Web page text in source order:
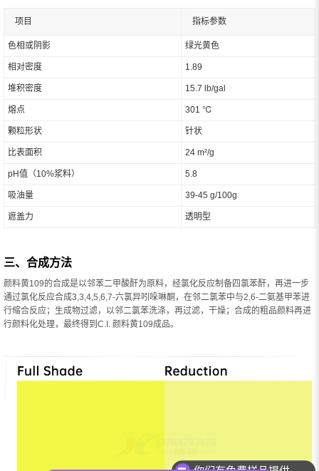
项目 指标参数
色相或阴影 绿光黄色
相对密度 1.89
堆积密度 15.7 lb/gal
熔点 301 ℃
颗粒形状 针状
比表面积 24 m²/g
pH值（10%浆料） 5.8
吸油量 39-45 g/100g
遮盖力 透明型
三、合成方法
颜料黄109的合成是以邻苯二甲酸酐为原料，经氯化反应制备四氯苯酐，再进一步
通过氯化反应合成3,3,4,5,6,7-六氯异吲哚啉酮，在邻二氯苯中与2,6-二氨基甲苯进
行缩合反应；生成物过滤，以邻二氯苯洗涤，再过滤，干燥；合成的粗品颜料再进
行颜料化处理，最终得到C.I. 颜料黄109成品。